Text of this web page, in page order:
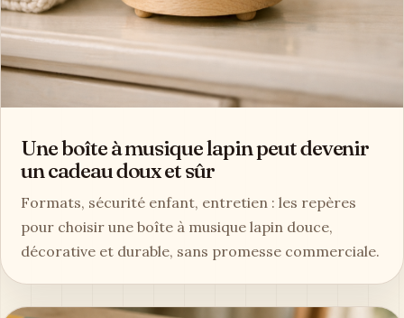
Une boîte à musique lapin peut devenir
un cadeau doux et sûr
Formats, sécurité enfant, entretien : les repères
pour choisir une boîte à musique lapin douce,
décorative et durable, sans promesse commerciale.